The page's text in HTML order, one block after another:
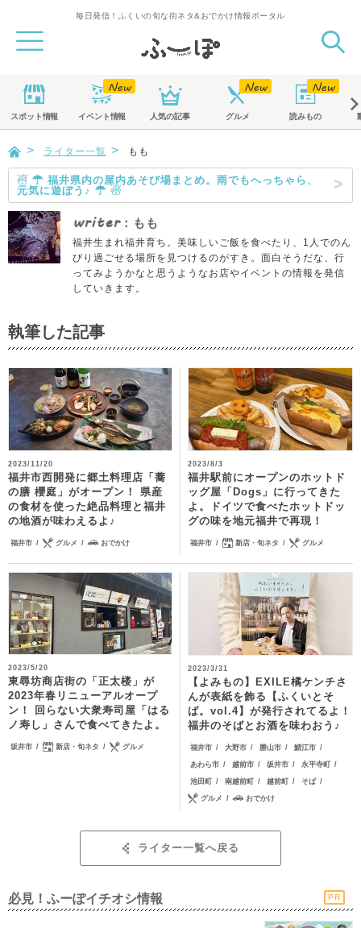
毎日発信！ふくいの旬な街ネタ&おでかけ情報ポータル
スポット情報 イベント情報 人気の記事 グルメ 読みもの
ライター一覧 もも
☃ ☂ 福井県内の屋内あそび場まとめ。雨でもへっちゃら、
元気に遊ぼう♪ ☂ ☃
writer：もも
福井生まれ福井育ち。美味しいご飯を食べたり、1人でのん
びり過ごせる場所を見つけるのがすき。面白そうだな、行
ってみようかなと思うようなお店やイベントの情報を発信
していきます。
執筆した記事
2023/11/20
福井市西開発に郷土料理店「蕎
の膳 櫻庭」がオープン！ 県産
の食材を使った絶品料理と福井
の地酒が味わえるよ♪
福井市 グルメ おでかけ
2023/8/3
福井駅前にオープンのホットド
ッグ屋「Dogs」に行ってきた
よ。ドイツで食べたホットドッ
グの味を地元福井で再現！
福井市 新店・旬ネタ グルメ
2023/5/20
東尋坊商店街の「正太楼」が
2023年春リニューアルオープ
ン！ 回らない大衆寿司屋「はる
ノ寿し」さんで食べてきたよ。
坂井市 新店・旬ネタ グルメ
2023/3/31
【よみもの】EXILE橘ケンチさ
んが表紙を飾る【ふくいとそ
ば。vol.4】が発行されてるよ！
福井のそばとお酒を味わおう♪
福井市 大野市 勝山市 鯖江市
あわら市 越前市 坂井市 永平寺町
池田町 南越前町 越前町 そば
グルメ おでかけ
ライター一覧へ戻る
必見！ふーぽイチオシ情報 PR